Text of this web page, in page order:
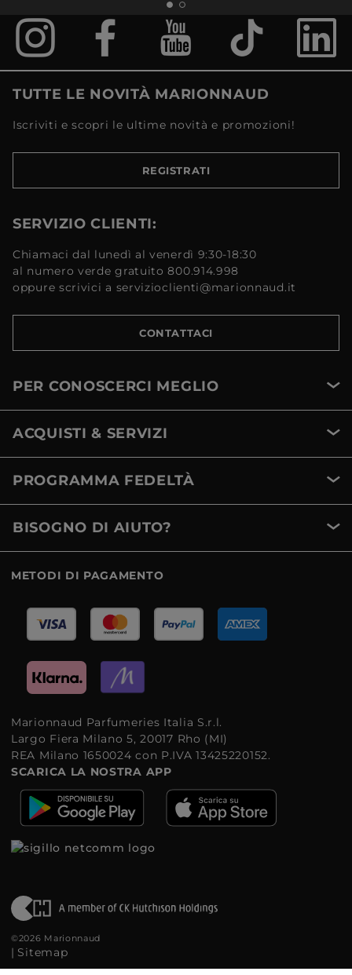
TUTTE LE NOVITÀ MARIONNAUD
Iscriviti e scopri le ultime novità e promozioni!
REGISTRATI
SERVIZIO CLIENTI:
Chiamaci dal lunedì al venerdì 9:30-18:30
al numero verde gratuito 800.914.998
oppure scrivici a servizioclienti@marionnaud.it
CONTATTACI
PER CONOSCERCI MEGLIO
ACQUISTI & SERVIZI
PROGRAMMA FEDELTÀ
BISOGNO DI AIUTO?
METODI DI PAGAMENTO
Marionnaud Parfumeries Italia S.r.l.
Largo Fiera Milano 5, 20017 Rho (MI)
REA Milano 1650024 con P.IVA 13425220152.
SCARICA LA NOSTRA APP
©2026 Marionnaud
| Sitemap